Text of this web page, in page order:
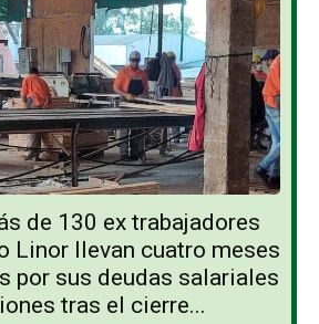
de 130 ex trabajadores
Linor llevan cuatro meses
por sus deudas salariales
tras el cierre...